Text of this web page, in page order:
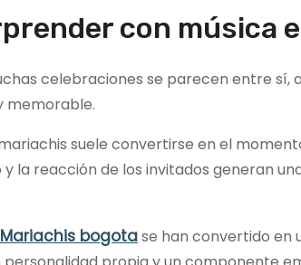
con música
celebraciones se parecen entre
memorable.
suele convertirse en el
la reacción de los invitados generan
Mariachis bogotase han convertido en